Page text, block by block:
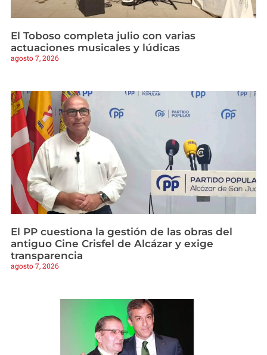
El Toboso completa julio con varias
actuaciones musicales y lúdicas
agosto 7, 2026
El PP cuestiona la gestión de las obras del
antiguo Cine Crisfel de Alcázar y exige
transparencia
agosto 7, 2026